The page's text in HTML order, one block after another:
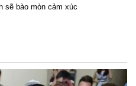
sẽ bào mòn cảm xúc